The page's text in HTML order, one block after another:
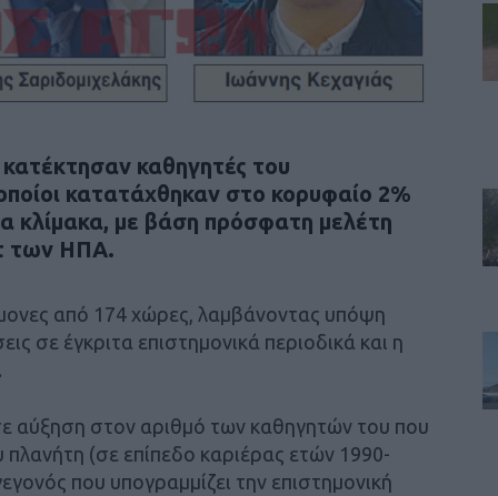
καθηγητές του
κατατάχθηκαν στο κορυφαίο 2%
κλίμακα, με βάση πρόσφατη μελέτη
των ΗΠΑ.
από 174 χώρες, λαμβάνοντας υπόψη
σε έγκριτα επιστημονικά περιοδικά και η
αύξηση στον αριθμό των καθηγητών του που
(σε επίπεδο καριέρας ετών 1990-
που υπογραμμίζει την επιστημονική